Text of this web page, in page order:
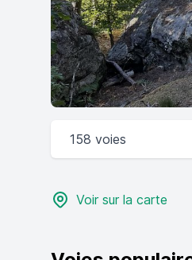
158 voies
Voir sur la carte